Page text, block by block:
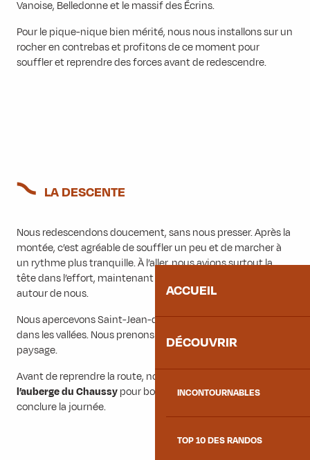
ACCUEIL
DÉCOUVRIR
INCONTOURNABLES
TOP 10 DES RANDOS
Vanoise, Belledonne et le massif des Écrins.
Pour le pique-nique bien mérité, nous nous installons sur un
rocher en contrebas et profitons de ce moment pour
souffler et reprendre des forces avant de redescendre.
LA DESCENTE
Nous redescendons doucement, sans nous presser. Après la
montée, c’est agréable de souffler un peu et de marcher à
un rythme plus tranquille. À l’aller, nous avions surtout la
tête dans l’effort, maintenant nous pouvons enfin regarder
autour de nous.
Nous apercevons Saint-Jean-de-Maurienne et les villages
dans les vallées. Nous prenons le temps d’apprécier le
paysage.
Avant de reprendre la route, nous faisons une halte à
l’auberge du Chaussypour boire un verre bien mérité et
conclure la journée.